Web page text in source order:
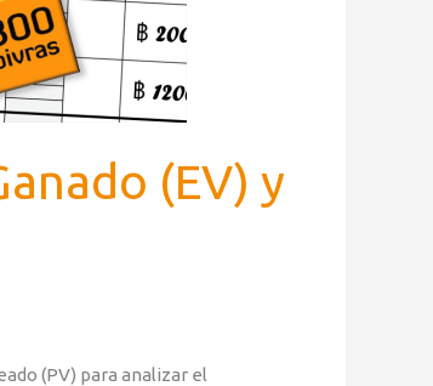
(EV) y
(PV) para analizar el